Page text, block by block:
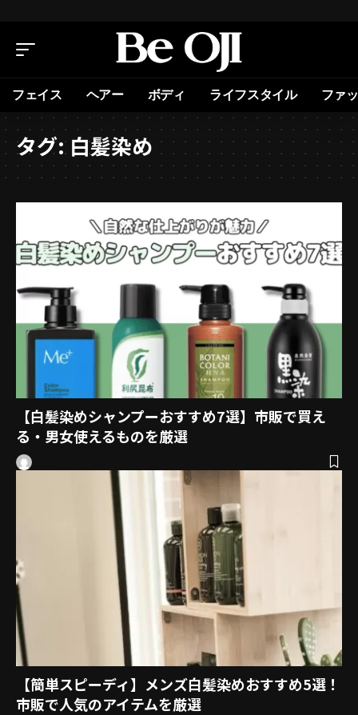
フェイス ヘアー ボディ ライフスタイル ファ
タグ:白髪染め
【白髪染めシャンプーおすすめ7選】市販で買え
る・男女使えるものを厳選
【簡単スピーディ】メンズ白髪染めおすすめ5選！
市販で人気のアイテムを厳選